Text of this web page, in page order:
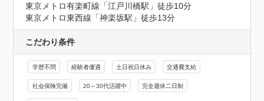
東京メトロ有楽町線「江戸川橋駅」徒歩10分
東京メトロ東西線「神楽坂駅」徒歩13分
こだわり条件
学歴不問 経験者優遇 土日祝日休み 交通費支給
社会保険完備 20～30代活躍中 完全週休二日制